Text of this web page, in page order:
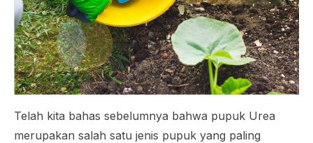
Telah kita bahas sebelumnya bahwa pupuk Urea
merupakan salah satu jenis pupuk yang paling